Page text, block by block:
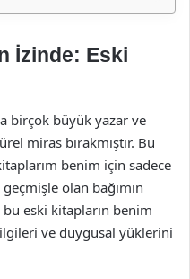
İzinde: Eski
birçok büyük yazar ve
miras bırakmıştır. Bu
benim için sadece
olan bağımın
eski kitapların benim
ve duygusal yüklerini